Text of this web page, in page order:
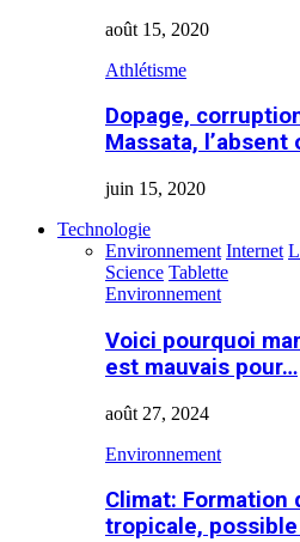
août 15, 2020
Athlétisme
Dopage,
Massata,
juin 15, 2020
Technologie
Environnement Internet
Science Tablette
Environnement
Voici pourquoi
est mauvais pour…
août 27, 2024
Environnement
Climat: Formation
tropicale,